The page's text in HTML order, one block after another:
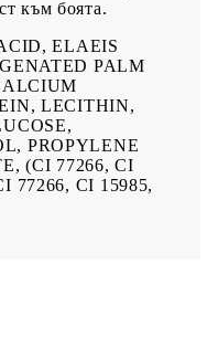
към боята.
ELAEIS
PALM
LECITHIN,
PROPYLENE
(CI 77266, CI
77266, CI 15985,